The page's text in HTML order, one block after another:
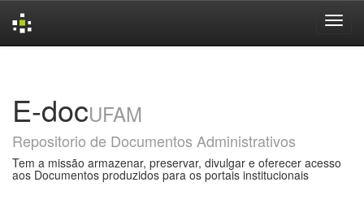
E-docUFAM
Repositorio de Documentos Administrativos
Tem a missão armazenar, preservar, divulgar e oferecer acesso
aos Documentos produzidos para os portais institucionais